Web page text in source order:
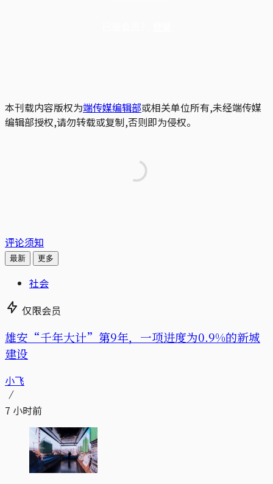
本刊载内容版权为端传媒编辑部或相关单位所有,未经端传媒
编辑部授权,请勿转载或复制,否则即为侵权。
评论须知
最新 更多
社会
仅限会员
雄安“千年大计”第9年，一项进度为0.9%的新城
建设
小飞
7 小时前